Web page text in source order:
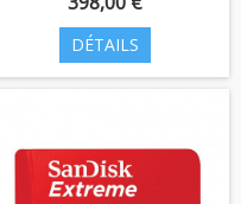
DÉTAILS